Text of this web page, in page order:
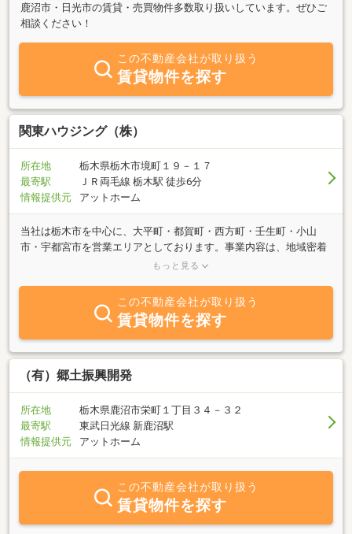
鹿沼市・日光市の賃貸・売買物件多数取り扱いしています。ぜひご
相談ください！
この不動産会社が取り扱う
賃貸物件を探す
関東ハウジング（株）
所在地
栃木県栃木市境町１９－１７
最寄駅
ＪＲ両毛線 栃木駅 徒歩6分
情報提供元
アットホーム
当社は栃木市を中心に、大平町・都賀町・西方町・壬生町・小山
市・宇都宮市を営業エリアとしております。事業内容は、地域密着
の総合不動産として、土地建物仲介、アパート・マンションの斡
社方針でもある、地域ＮＯ１の豊富な情報量と顧客第一主義・地域
密着と常にお客様に満足いただけるサービスをモットーに、そし
て、お客様ニーズに答えられるよう、不動産・建築・金融・税務
等々の専門知識を日々研鑽しプロ集団を目指しております。
もっと見る
この不動産会社が取り扱う
賃貸物件を探す
（有）郷土振興開発
所在地
栃木県鹿沼市栄町１丁目３４－３２
最寄駅
東武日光線 新鹿沼駅
情報提供元
アットホーム
この不動産会社が取り扱う
賃貸物件を探す